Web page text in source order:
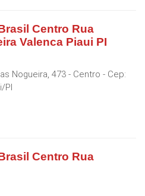
Centro Rua
Valenca Piaui PI
Nogueira, 473 - Centro - Cep:
/PI
Centro Rua